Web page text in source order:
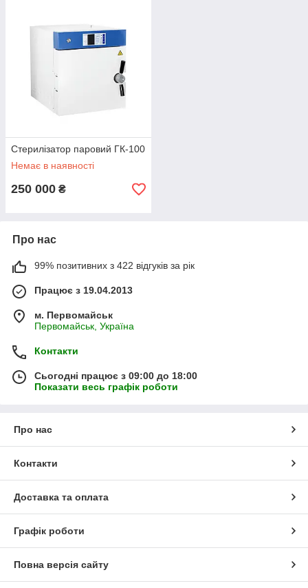
Стерилізатор паровий ГК-100
Немає в наявності
250 000 ₴
Про нас
99% позитивних з 422 відгуків за рік
Працює з 19.04.2013
м. Первомайськ
Первомайськ, Україна
Контакти
Сьогодні працює з 09:00 до 18:00
Показати весь графік роботи
Про нас
Контакти
Доставка та оплата
Графік роботи
Повна версія сайту